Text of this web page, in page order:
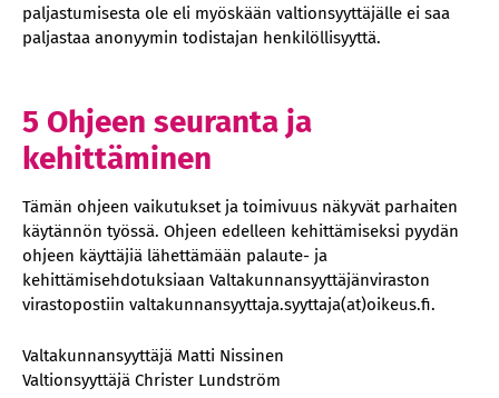
paljastumisesta ole eli myöskään valtionsyyttäjälle ei saa
paljastaa anonyymin todistajan henkilöllisyyttä.
5 Ohjeen seuranta ja
kehittäminen
Tämän ohjeen vaikutukset ja toimivuus näkyvät parhaiten
käytännön työssä. Ohjeen edelleen kehittämiseksi pyydän
ohjeen käyttäjiä lähettämään palaute- ja
kehittämisehdotuksiaan Valtakunnansyyttäjänviraston
virastopostiin valtakunnansyyttaja.syyttaja(at)oikeus.fi.
Valtakunnansyyttäjä Matti Nissinen
Valtionsyyttäjä Christer Lundström